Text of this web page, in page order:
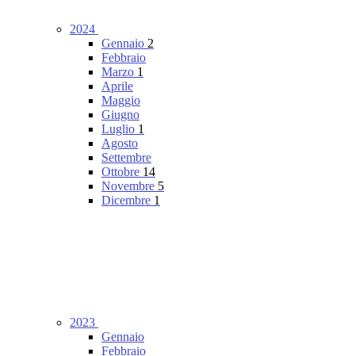
2024
Gennaio 2
Febbraio
Marzo 1
Aprile
Maggio
Giugno
Luglio 1
Agosto
Settembre
Ottobre 14
Novembre 5
Dicembre 1
2023
Gennaio
Febbraio